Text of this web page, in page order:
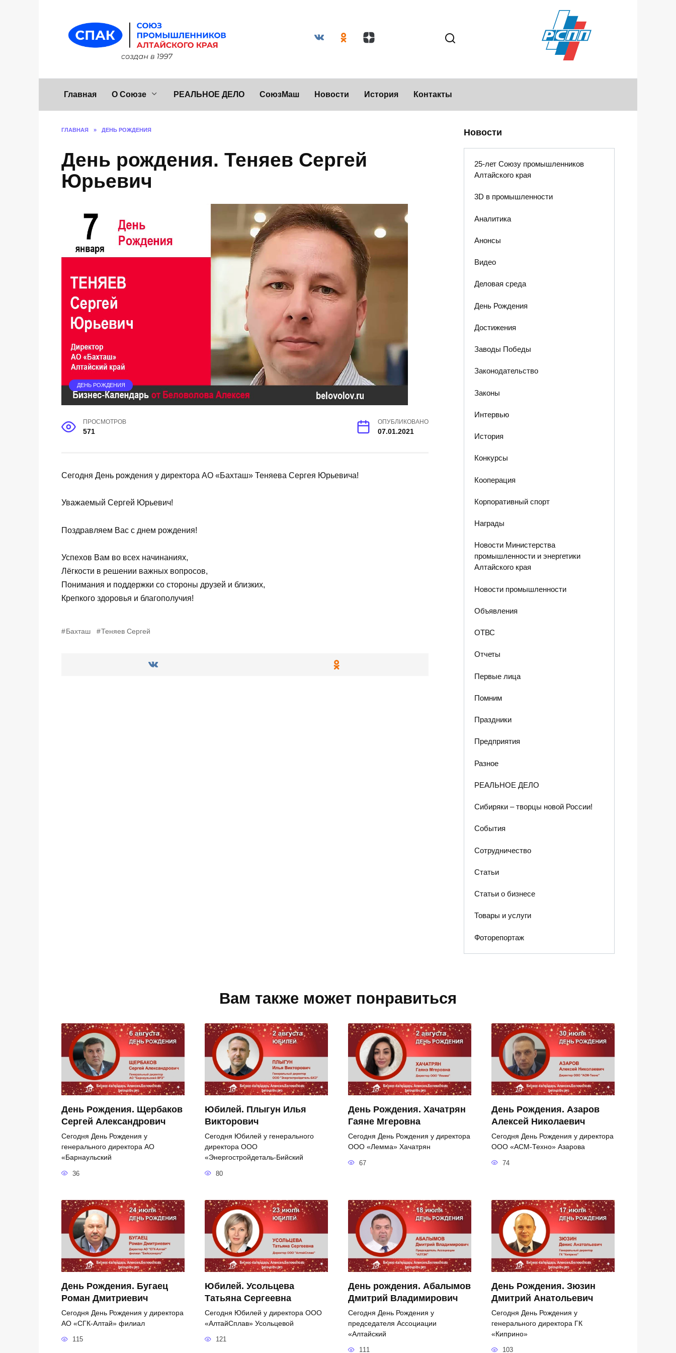
Главная О Союзе РЕАЛЬНОЕ ДЕЛО СоюзМаш Новости История Контакты
ГЛАВНАЯ » ДЕНЬ РОЖДЕНИЯ
День рождения. Теняев Сергей
Юрьевич
ДЕНЬ РОЖДЕНИЯ
ПРОСМОТРОВ
571
ОПУБЛИКОВАНО
07.01.2021
Сегодня День рождения у директора АО «Бахташ» Теняева Сергея Юрьевича!
Уважаемый Сергей Юрьевич!
Поздравляем Вас с днем рождения!
Успехов Вам во всех начинаниях,
Лёгкости в решении важных вопросов,
Понимания и поддержки со стороны друзей и близких,
Крепкого здоровья и благополучия!
Бахташ Теняев Сергей
Новости
25-лет Союзу промышленников
Алтайского края
3D в промышленности
Аналитика
Анонсы
Видео
Деловая среда
День Рождения
Достижения
Заводы Победы
Законодательство
Законы
Интервью
История
Конкурсы
Кооперация
Корпоративный спорт
Награды
Новости Министерства
промышленности и энергетики
Алтайского края
Новости промышленности
Объявления
ОТВС
Отчеты
Первые лица
Помним
Праздники
Предприятия
Разное
РЕАЛЬНОЕ ДЕЛО
Сибиряки – творцы новой России!
События
Сотрудничество
Статьи
Статьи о бизнесе
Товары и услуги
Фоторепортаж
Вам также может понравиться
День Рождения. Щербаков
Сергей Александрович
Сегодня День Рождения у
генерального директора АО
«Барнаульский
36
Юбилей. Плыгун Илья
Викторович
Сегодня Юбилей у генерального
директора ООО
«Энергостройдеталь-Бийский
80
День Рождения. Хачатрян
Гаяне Мгеровна
Сегодня День Рождения у директора
ООО «Лемма» Хачатрян
67
День Рождения. Азаров
Алексей Николаевич
Сегодня День Рождения у директора
ООО «АСМ-Техно» Азарова
74
День Рождения. Бугаец
Роман Дмитриевич
Сегодня День Рождения у директора
АО «СГК-Алтай» филиал
115
Юбилей. Усольцева
Татьяна Сергеевна
Сегодня Юбилей у директора ООО
«АлтайСплав» Усольцевой
121
День рождения. Абалымов
Дмитрий Владимирович
Сегодня День Рождения у
председателя Ассоциации
«Алтайский
111
День Рождения. Зюзин
Дмитрий Анатольевич
Сегодня День Рождения у
генерального директора ГК
«Киприно»
103